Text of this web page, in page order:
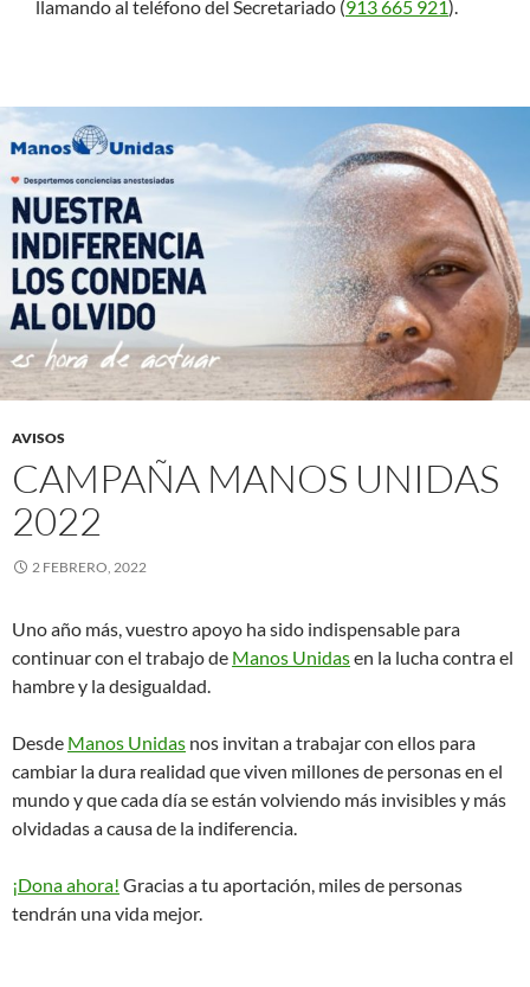
llamando al teléfono del Secretariado (913 665 921).
AVISOS
CAMPAÑA MANOS UNIDAS
2022
2 FEBRERO, 2022
Uno año más, vuestro apoyo ha sido indispensable para
continuar con el trabajo de Manos Unidasen la lucha contra el
hambre y la desigualdad.
Desde Manos Unidas nos invitan a trabajar con ellos para
cambiar la dura realidad que viven millones de personas en el
mundo y que cada día se están volviendo más invisibles y más
olvidadas a causa de la indiferencia.
¡Dona ahora! Gracias a tu aportación, miles de personas
tendrán una vida mejor.